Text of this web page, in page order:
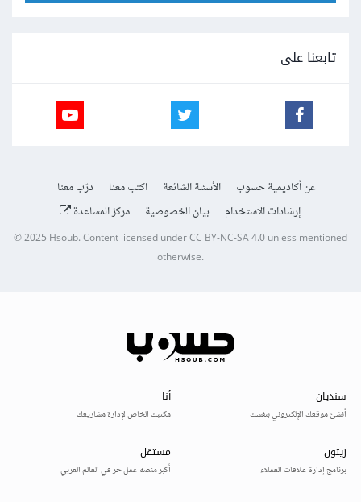
تابعنا على
عن أكاديمية حسوب الأسئلة الشائعة اكتب معنا
درّب معنا
إرشادات الاستخدام
بيان الخصوصية مركز المساعدة
© 2025Hsoub.Content licensed underCC BY-NC-SA 4.0unless mentioned
otherwise.